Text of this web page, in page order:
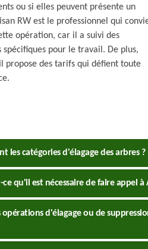
ou si elles peuvent présente un
RW est le professionnel qui
opération, car il a suivi des
pour le travail. De plus,
propose des tarifs qui défient toute
les catégories d'élagage des arbres ?
ce qu'il est nécessaire de faire appel
opérations d'élagage ou de